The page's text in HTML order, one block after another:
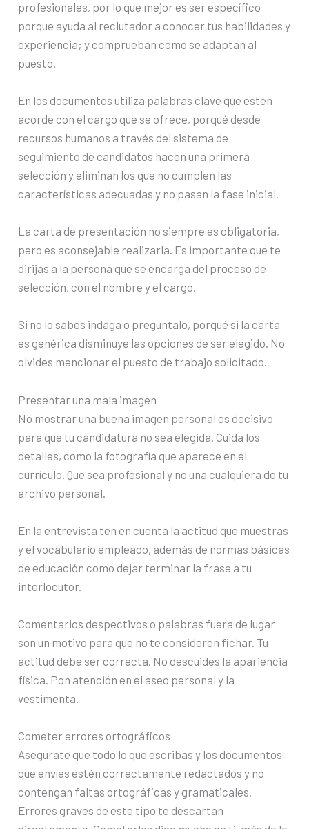
profesionales, por lo que mejor es ser específico
porque ayuda al reclutador a conocer tus habilidades y
experiencia; y comprueban como se adaptan al
puesto.
En los documentos utiliza palabras clave que estén
acorde con el cargo que se ofrece, porqué desde
recursos humanos a través del sistema de
seguimiento de candidatos hacen una primera
selección y eliminan los que no cumplen las
características adecuadas y no pasan la fase inicial.
La carta de presentación no siempre es obligatoria,
pero es aconsejable realizarla. Es importante que te
dirijas a la persona que se encarga del proceso de
selección, con el nombre y el cargo.
Si no lo sabes indaga o pregúntalo, porqué si la carta
es genérica disminuye las opciones de ser elegido. No
olvides mencionar el puesto de trabajo solicitado.
Presentar una mala imagen
No mostrar una buena imagen personal es decisivo
para que tu candidatura no sea elegida. Cuida los
detalles, como la fotografía que aparece en el
currículo. Que sea profesional y no una cualquiera de tu
archivo personal.
En la entrevista ten en cuenta la actitud que muestras
y el vocabulario empleado, además de normas básicas
de educación como dejar terminar la frase a tu
interlocutor.
Comentarios despectivos o palabras fuera de lugar
son un motivo para que no te consideren fichar. Tu
actitud debe ser correcta. No descuides la apariencia
física. Pon atención en el aseo personal y la
vestimenta.
Cometer errores ortográficos
Asegúrate que todo lo que escribas y los documentos
que envíes estén correctamente redactados y no
contengan faltas ortográficas y gramaticales.
Errores graves de este tipo te descartan